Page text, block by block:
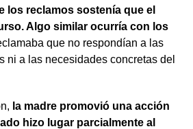
los reclamos sostenía que el
Algo similar ocurría con los
que no respondían a las
ni a las necesidades concretas del
la madre promovió una acción
hizo lugar parcialmente al